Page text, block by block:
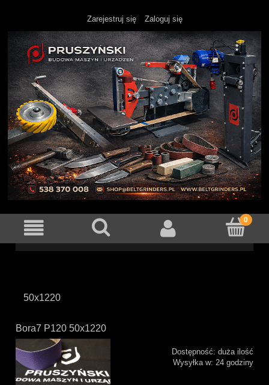
Zarejestruj się Zaloguj się
50x1220
Bora7 P120 50x1220
Dostępność: duża ilość
Wysyłka w: 24 godziny